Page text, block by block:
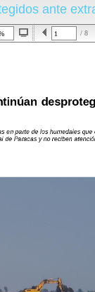
ante
/ 8